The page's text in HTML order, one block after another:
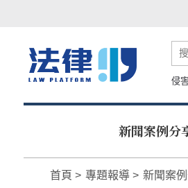
侵
新聞案例分
首頁 專題報導
新聞案